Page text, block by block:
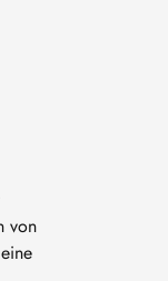
von